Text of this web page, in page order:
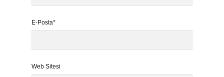
E-Posta*
Web Sitesi